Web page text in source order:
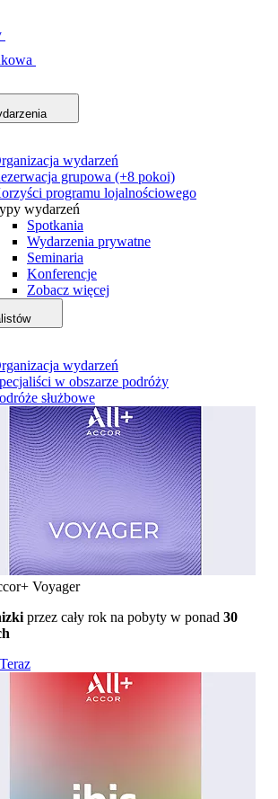
wydarzeń
grupowa (+8 pokoi)
programu lojalnościowego
wydarzeń
Spotkania
Wydarzenia prywatne
Seminaria
Konferencje
Zobacz więcej
wydarzeń
w obszarze podróży
służbowe
Voyager
przez cały rok na pobyty w ponad 30